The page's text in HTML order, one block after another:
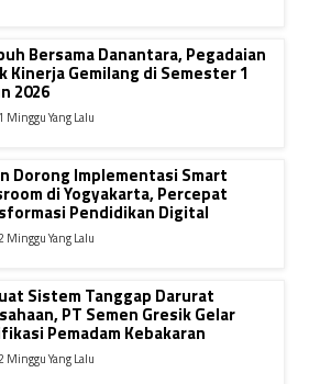
Bersama Danantara, Pegadaian
Kinerja Gemilang di Semester 1
2026
Minggu Yang Lalu
Dorong Implementasi Smart
di Yogyakarta, Percepat
Pendidikan Digital
Minggu Yang Lalu
Sistem Tanggap Darurat
PT Semen Gresik Gelar
Pemadam Kebakaran
Minggu Yang Lalu